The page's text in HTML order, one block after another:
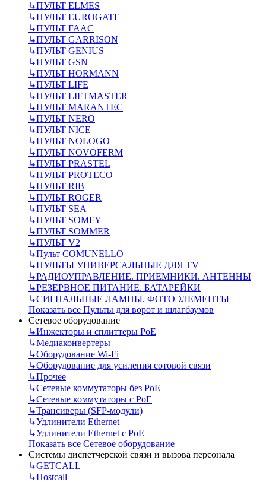
↳ПУЛЬТ ELMES
↳ПУЛЬТ EUROGATE
↳ПУЛЬТ FAAC
↳ПУЛЬТ GARRISON
↳ПУЛЬТ GENIUS
↳ПУЛЬТ GSN
↳ПУЛЬТ HORMANN
↳ПУЛЬТ LIFE
↳ПУЛЬТ LIFTMASTER
↳ПУЛЬТ MARANTEC
↳ПУЛЬТ NERO
↳ПУЛЬТ NICE
↳ПУЛЬТ NOLOGO
↳ПУЛЬТ NOVOFERM
↳ПУЛЬТ PRASTEL
↳ПУЛЬТ PROTECO
↳ПУЛЬТ RIB
↳ПУЛЬТ ROGER
↳ПУЛЬТ SEA
↳ПУЛЬТ SOMFY
↳ПУЛЬТ SOMMER
↳ПУЛЬТ V2
↳Пульт СOMUNELLO
↳ПУЛЬТЫ УНИВЕРСАЛЬНЫЕ ДЛЯ TV
↳РАДИОУПРАВЛЕНИЕ. ПРИЕМНИКИ. АНТЕННЫ
↳РЕЗЕРВНОЕ ПИТАНИЕ. БАТАРЕЙКИ
↳СИГНАЛЬНЫЕ ЛАМПЫ. ФОТОЭЛЕМЕНТЫ
Показать все Пульты для ворот и шлагбаумов
Сетевое оборудование
↳Инжекторы и сплиттеры РоЕ
↳Медиаконвертеры
↳Оборудование Wi-Fi
↳Оборудование для усиления сотовой связи
↳Прочее
↳Сетевые коммутаторы без РоЕ
↳Сетевые коммутаторы с РоЕ
↳Трансиверы (SFP-модули)
↳Удлинители Ethernet
↳Удлинители Ethernet с PoE
Показать все Сетевое оборудование
Системы диспетчерской связи и вызова персонала
↳GETCALL
↳Hostcall